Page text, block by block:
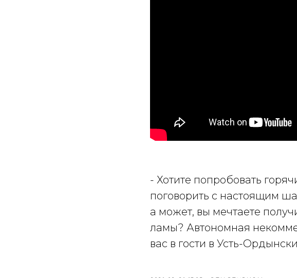
- Хотите попробовать
поговорить с настоящим
а может, вы мечтаете
ламы? Автономная
вас в гости в Усть-